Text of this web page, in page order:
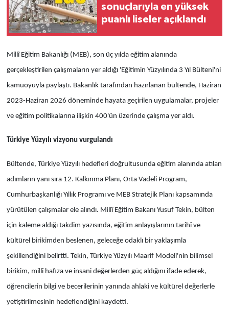
sonuçlarıyla en yüksek
puanlı liseler açıklandı
Millî Eğitim Bakanlığı (MEB), son üç yılda eğitim alanında
gerçekleştirilen çalışmaların yer aldığı 'Eğitimin Yüzyılında 3 Yıl Bülteni'ni
kamuoyuyla paylaştı. Bakanlık tarafından hazırlanan bültende, Haziran
2023-Haziran 2026 döneminde hayata geçirilen uygulamalar, projeler
ve eğitim politikalarına ilişkin 400'ün üzerinde çalışma yer aldı.
Türkiye Yüzyılı vizyonu vurgulandı
Bültende, Türkiye Yüzyılı hedefleri doğrultusunda eğitim alanında atılan
adımların yanı sıra 12. Kalkınma Planı, Orta Vadeli Program,
Cumhurbaşkanlığı Yıllık Programı ve MEB Stratejik Planı kapsamında
yürütülen çalışmalar ele alındı. Millî Eğitim Bakanı Yusuf Tekin, bülten
için kaleme aldığı takdim yazısında, eğitim anlayışlarının tarihî ve
kültürel birikimden beslenen, geleceğe odaklı bir yaklaşımla
şekillendiğini belirtti. Tekin, Türkiye Yüzyılı Maarif Modeli'nin bilimsel
birikim, millî hafıza ve insani değerlerden güç aldığını ifade ederek,
öğrencilerin bilgi ve becerilerinin yanında ahlaki ve kültürel değerlerle
yetiştirilmesinin hedeflendiğini kaydetti.